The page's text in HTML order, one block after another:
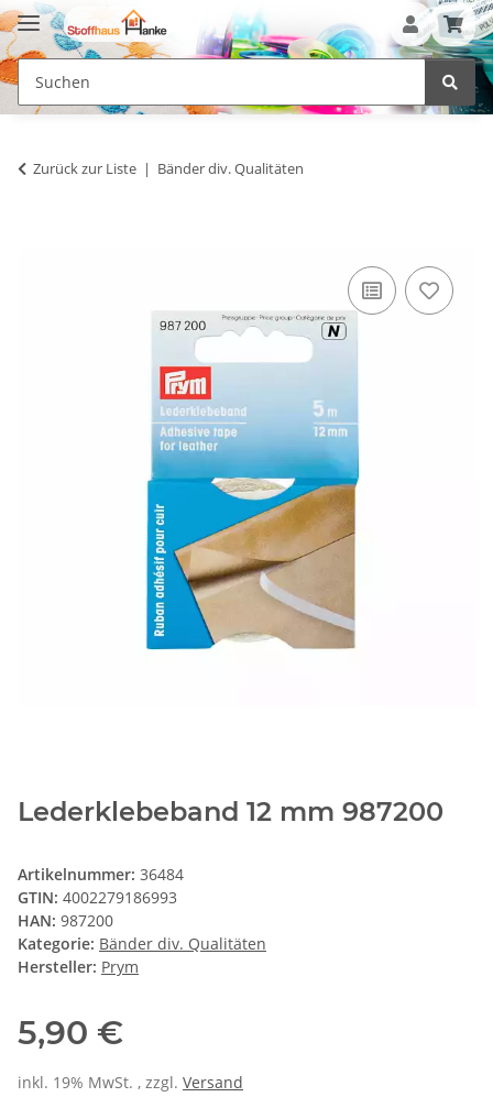
Zurück zur Liste Bänder div. Qualitäten
Lederklebeband 12 mm 987200
Artikelnummer: 36484
GTIN: 4002279186993
HAN: 987200
Kategorie: Bänder div. Qualitäten
Hersteller: Prym
5,90 €
inkl. 19% MwSt. , zzgl. Versand